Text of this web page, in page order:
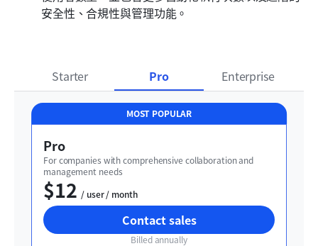
安全性、合規性與管理功能。
Starter Pro Enterprise
MOST POPULAR
Pro
For companies with comprehensive collaboration and
management needs
$12
  / user / month
Contact sales
Billed annually